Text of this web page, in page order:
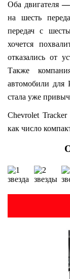
Оба двигателя—
на шесть
передач с
хочется
отказались от
Также
автомобили для
стала уже
Chevrolet
как число